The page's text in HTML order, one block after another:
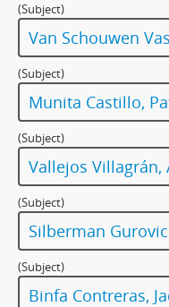
(Subject)
Van Schouwen
(Subject)
Munita Castillo,
(Subject)
Vallejos Villagrán,
(Subject)
Silberman
(Subject)
Binfa Contreras,